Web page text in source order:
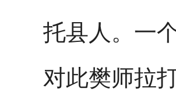
托县人。一
对此樊师拉